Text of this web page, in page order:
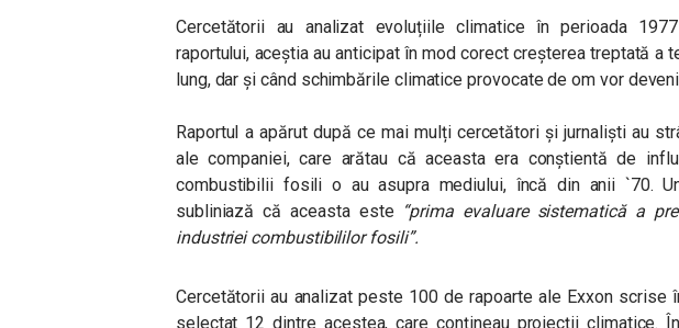
Cercetătorii au analizat evoluțiile climatice în perioada
raportului, aceștia au anticipat în mod corect creșterea treptată a
lung, dar și când schimbările climatice provocate de om vor
Raportul a apărut după ce mai mulți cercetători și jurnaliști au
ale companiei, care arătau că aceasta era conștientă de
combustibilii fosili o au asupra mediului, încă din anii `70.
subliniază că aceasta este “prima evaluare sistematică a
industriei combustibililor fosili”.
Cercetătorii au analizat peste 100 de rapoarte ale Exxon scrise
selectat 12 dintre acestea, care conțineau proiecții climatice.